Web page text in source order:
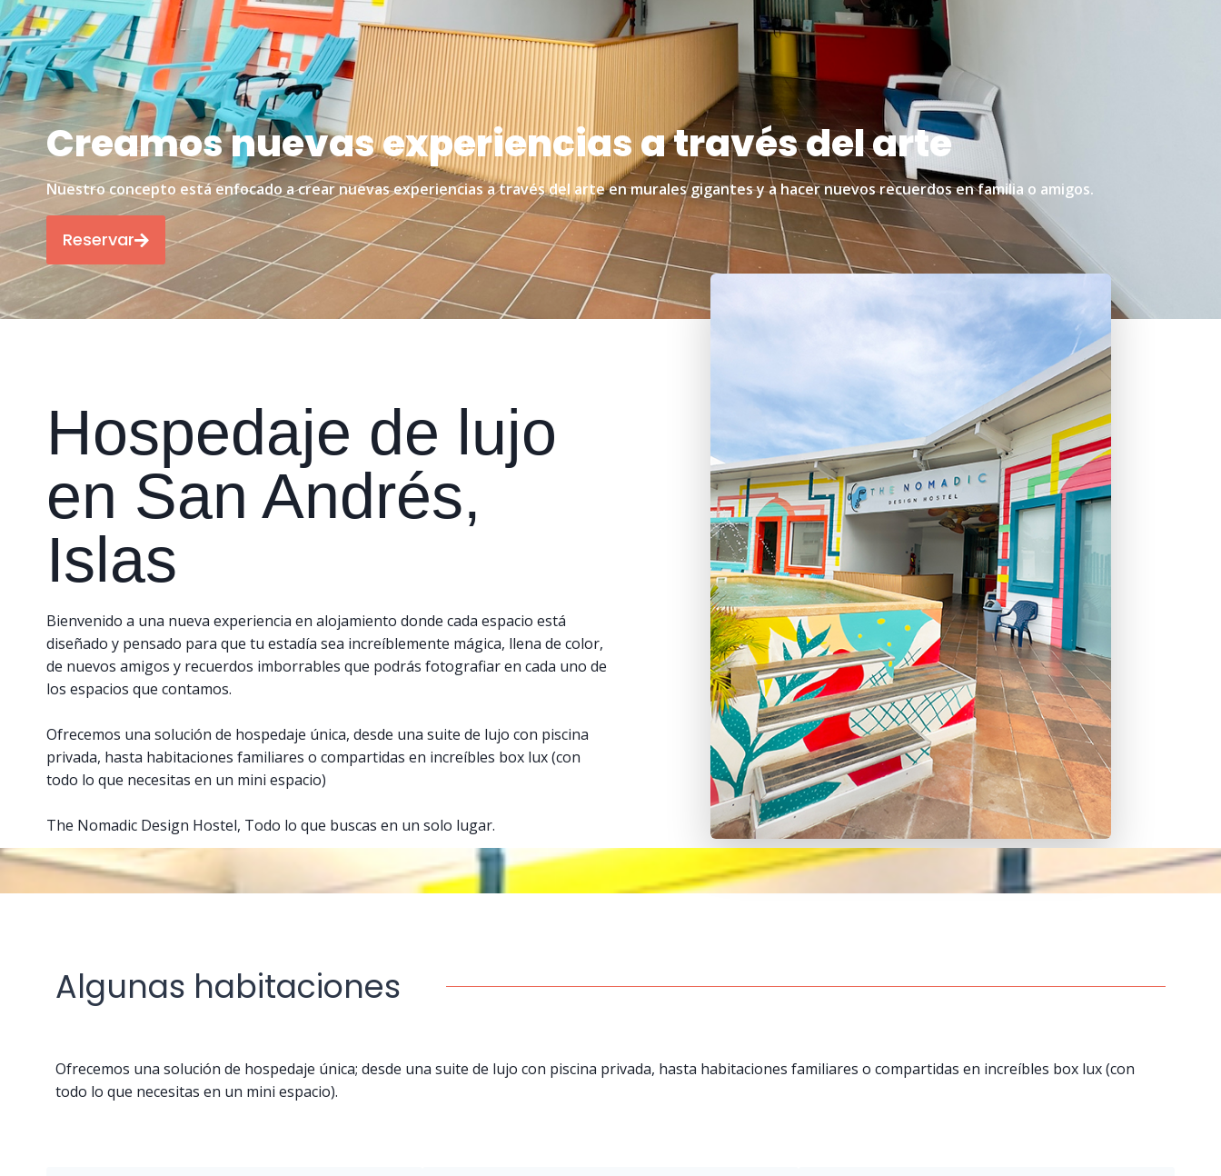
Creamos nuevas experiencias a través del arte
Nuestro concepto está enfocado a crear nuevas experiencias a través del arte en murales gigantes y a hacer nuevos recuerdos en familia o amigos.
Reservar
Hospedaje de lujo
en San Andrés,
Islas
Bienvenido a una nueva experiencia en alojamiento donde cada espacio está
diseñado y pensado para que tu estadía sea increíblemente mágica, llena de color,
de nuevos amigos y recuerdos imborrables que podrás fotografiar en cada uno de
los espacios que contamos.
Ofrecemos una solución de hospedaje única, desde una suite de lujo con piscina
privada, hasta habitaciones familiares o compartidas en increíbles box lux (con
todo lo que necesitas en un mini espacio)
The Nomadic Design Hostel, Todo lo que buscas en un solo lugar.
Algunas habitaciones
Ofrecemos una solución de hospedaje única; desde una suite de lujo con piscina privada, hasta habitaciones familiares o compartidas en increíbles box lux (con
todo lo que necesitas en un mini espacio).